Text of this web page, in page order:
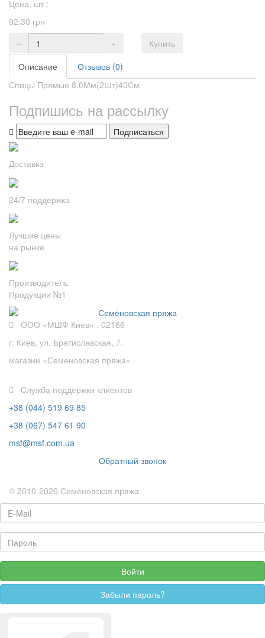
Цена, шт :
92.30 грн
Купить
Описание
Отзывов (0)
Спицы Прямые 8,0Мм(2Шт)40См
Подпишись на рассылку
Подписаться
Доставка
24/7 поддержка
Лучшие цены
на рынке
Производитель
Продукции №1
ООО «МШФ Киев» , 02166
г. Киев, ул. Братиславская, 7.
магазин «Семеновская пряжа»
Служба поддержки клиентов
+38 (044) 519 69 85
+38 (067) 547 61 90
msf@msf.com.ua
Обратный звонок
© 2010-2026 Семёновская пряжа